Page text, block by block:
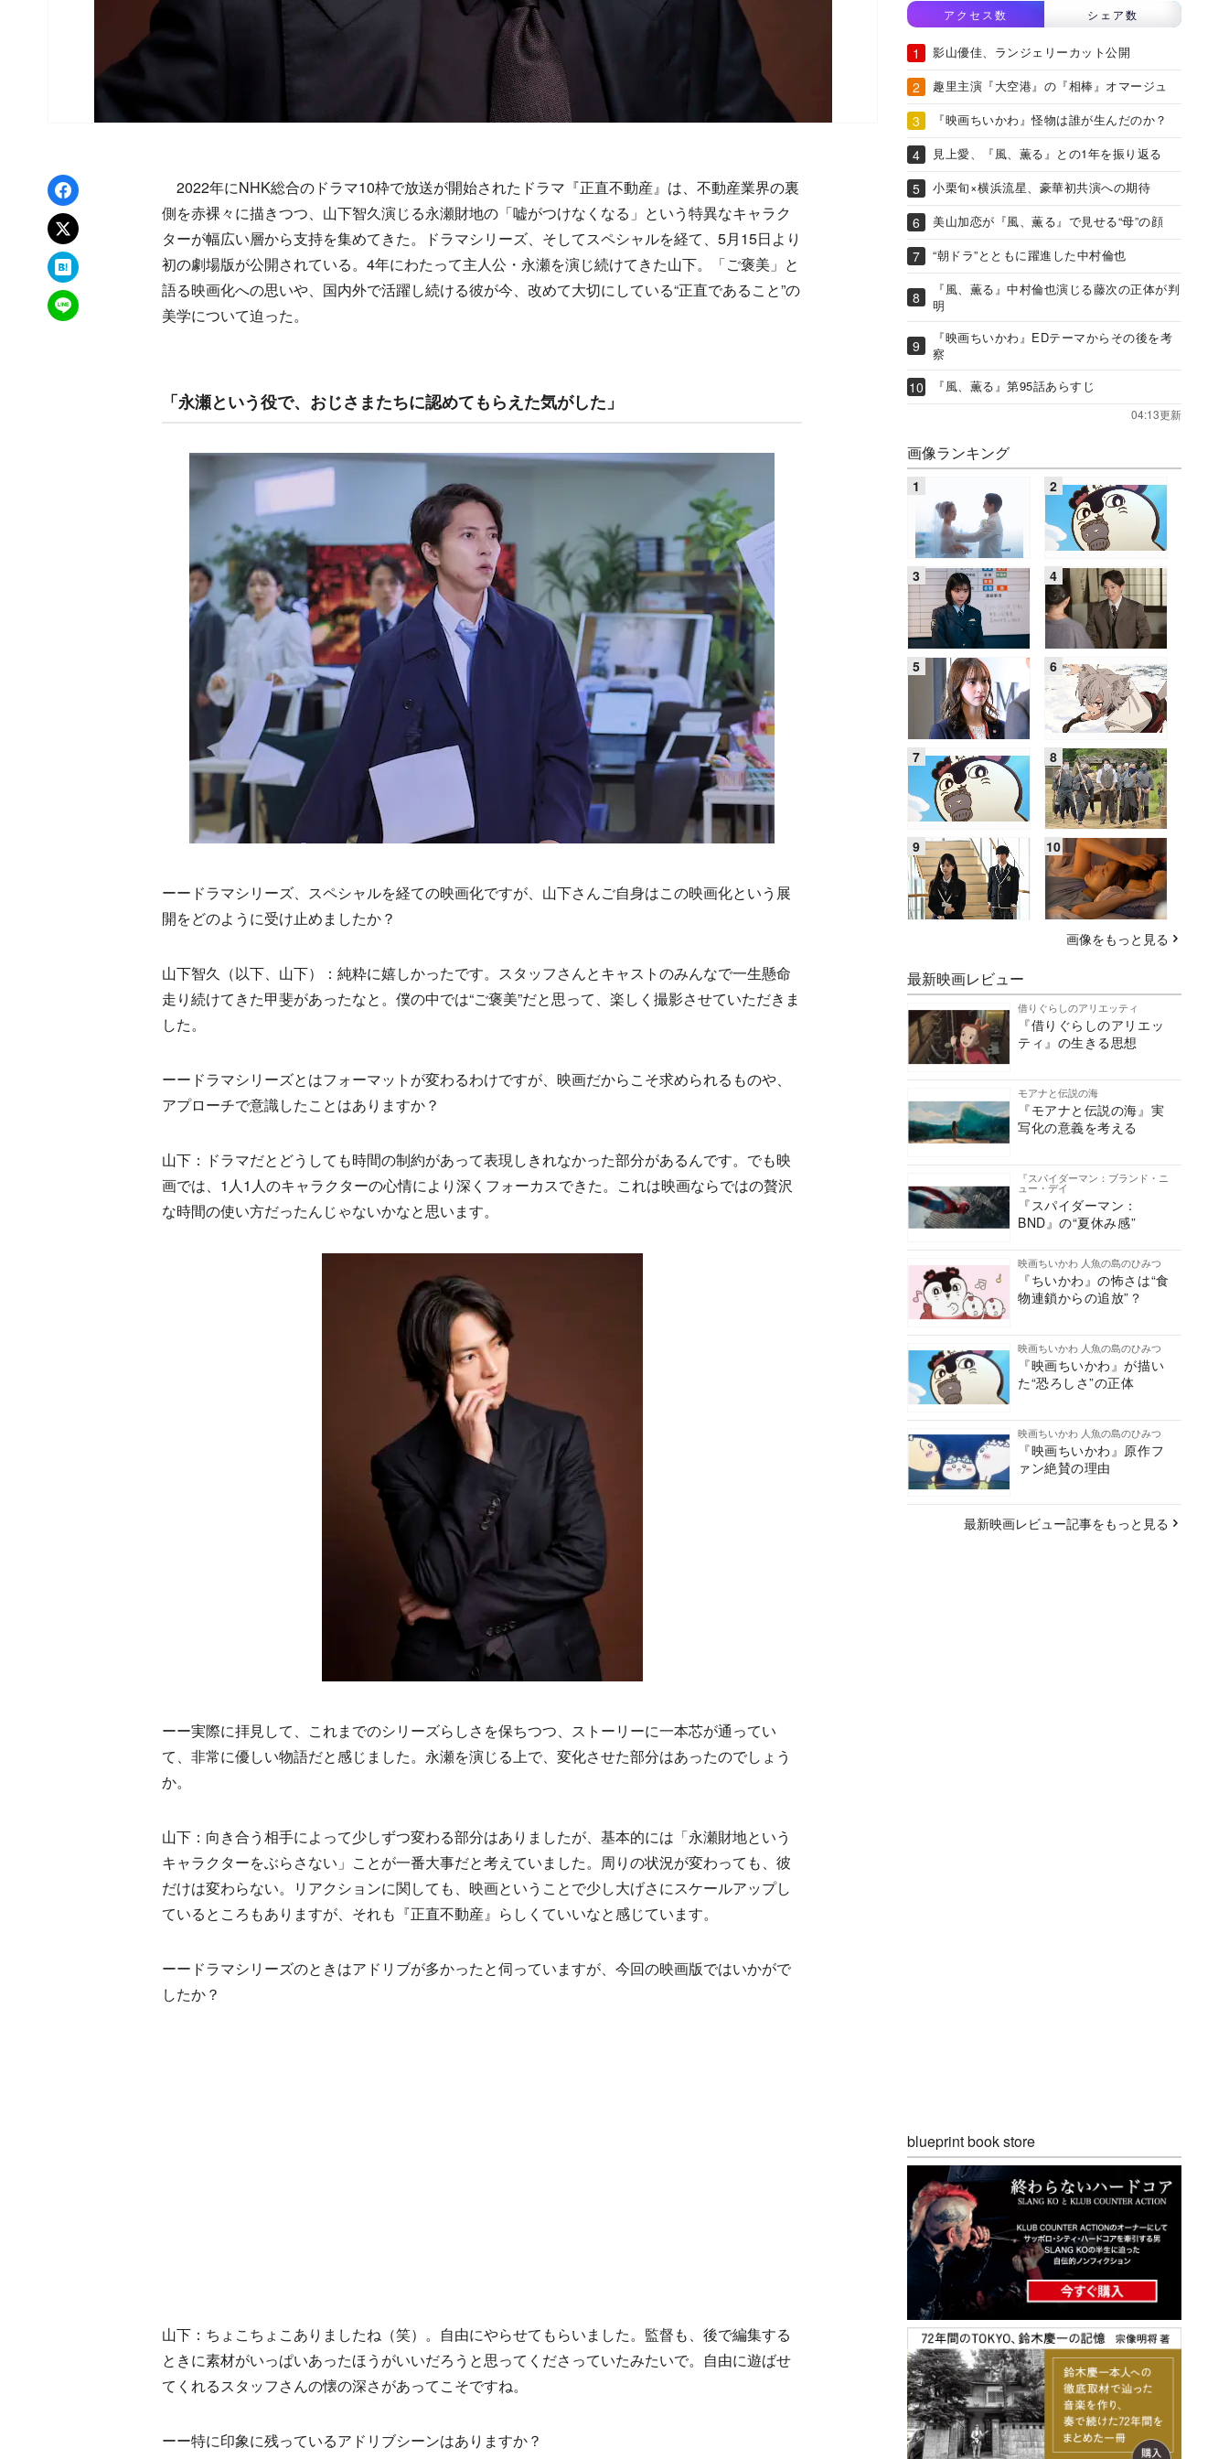
Facebookでシェア
xでポスト
はてなブックマーク
LINEで送る
2022年にNHK総合のドラマ10枠で放送が開始されたドラマ『正直不動産』は、不動産業界の裏
側を赤裸々に描きつつ、山下智久演じる永瀬財地の「嘘がつけなくなる」という特異なキャラク
ターが幅広い層から支持を集めてきた。ドラマシリーズ、そしてスペシャルを経て、5月15日より
初の劇場版が公開されている。4年にわたって主人公・永瀬を演じ続けてきた山下。「ご褒美」と
語る映画化への思いや、国内外で活躍し続ける彼が今、改めて大切にしている“正直であること”の
美学について迫った。
「永瀬という役で、おじさまたちに認めてもらえた気がした」
ーードラマシリーズ、スペシャルを経ての映画化ですが、山下さんご自身はこの映画化という展
開をどのように受け止めましたか？
山下智久（以下、山下）：純粋に嬉しかったです。スタッフさんとキャストのみんなで一生懸命
走り続けてきた甲斐があったなと。僕の中では“ご褒美”だと思って、楽しく撮影させていただきま
した。
ーードラマシリーズとはフォーマットが変わるわけですが、映画だからこそ求められるものや、
アプローチで意識したことはありますか？
山下：ドラマだとどうしても時間の制約があって表現しきれなかった部分があるんです。でも映
画では、1人1人のキャラクターの心情により深くフォーカスできた。これは映画ならではの贅沢
な時間の使い方だったんじゃないかなと思います。
ーー実際に拝見して、これまでのシリーズらしさを保ちつつ、ストーリーに一本芯が通ってい
て、非常に優しい物語だと感じました。永瀬を演じる上で、変化させた部分はあったのでしょう
か。
山下：向き合う相手によって少しずつ変わる部分はありましたが、基本的には「永瀬財地という
キャラクターをぶらさない」ことが一番大事だと考えていました。周りの状況が変わっても、彼
だけは変わらない。リアクションに関しても、映画ということで少し大げさにスケールアップし
ているところもありますが、それも『正直不動産』らしくていいなと感じています。
ーードラマシリーズのときはアドリブが多かったと伺っていますが、今回の映画版ではいかがで
したか？
山下：ちょこちょこありましたね（笑）。自由にやらせてもらいました。監督も、後で編集する
ときに素材がいっぱいあったほうがいいだろうと思ってくださっていたみたいで。自由に遊ばせ
てくれるスタッフさんの懐の深さがあってこそですね。
ーー特に印象に残っているアドリブシーンはありますか？
アクセス数 シェア数
影山優佳、ランジェリーカット公開
趣里主演『大空港』の『相棒』オマージュ
『映画ちいかわ』怪物は誰が生んだのか？
見上愛、『風、薫る』との1年を振り返る
小栗旬×横浜流星、豪華初共演への期待
美山加恋が『風、薫る』で見せる“母”の顔
“朝ドラ”とともに躍進した中村倫也
『風、薫る』中村倫也演じる藤次の正体が判
明
『映画ちいかわ』EDテーマからその後を考
察
『風、薫る』第95話あらすじ
04:13更新
画像ランキング
画像をもっと見る
最新映画レビュー
借りぐらしのアリエッティ
『借りぐらしのアリエッ
ティ』の生きる思想
モアナと伝説の海
『モアナと伝説の海』実
写化の意義を考える
『スパイダーマン：ブランド・ニ
ュー・デイ
『スパイダーマン：
BND』の“夏休み感”
映画ちいかわ 人魚の島のひみつ
『ちいかわ』の怖さは“食
物連鎖からの追放”？
映画ちいかわ 人魚の島のひみつ
『映画ちいかわ』が描い
た“恐ろしさ”の正体
映画ちいかわ 人魚の島のひみつ
『映画ちいかわ』原作フ
ァン絶賛の理由
最新映画レビュー記事をもっと見る
blueprint book store